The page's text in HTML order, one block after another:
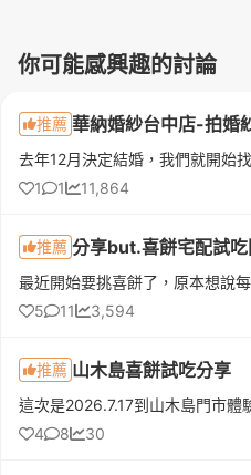
你可能感興趣的討論
推薦 華納婚紗台中店-拍婚
1
1 11,864
推薦 分享but.喜餅宅配試吃
5
11 3,594
推薦 山木島喜餅試吃分享
4
8 30